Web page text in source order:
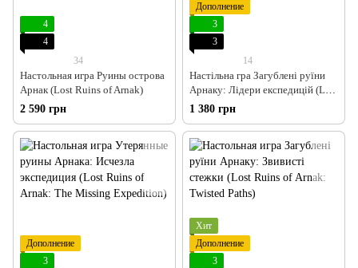
4
4
34
Настольная игра Руины острова
Арнак (Lost Ruins of Arnak)
2 590 грн
Дополнение
3
3
14
Настільна гра Загублені руїни
Арнаку: Лідери експедицій (Lost
Ruins of Arnak: Expedition
Leaders)
1 380 грн
Дополнение
3
Хит
Дополнение
3